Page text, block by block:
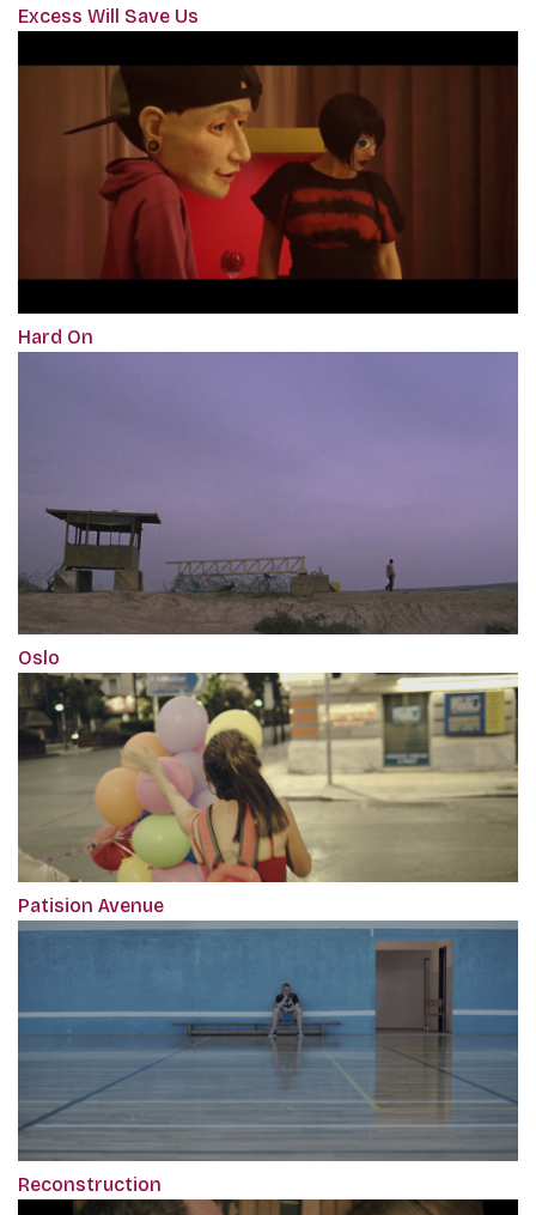
Excess Will Save Us
Hard On
Oslo
Patision Avenue
Reconstruction